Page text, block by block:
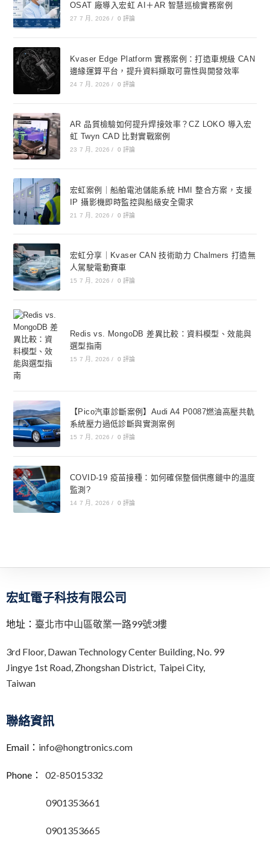
OSAT 廠導入宏虹 AI＋AR 智慧巡檢實務案例
27 7 月, 2026 / 0 評論
Kvaser Edge Platform 實務案例：打造車規級 CAN
邊緣運算平台，提升資料擷取可靠性與開發效率
24 7 月, 2026 / 0 評論
AR 品質檢驗如何提升焊接效率？CZ LOKO 導入宏
虹 Twyn CAD 比對實戰案例
23 7 月, 2026 / 0 評論
宏虹案例｜船舶電池儲能系統 HMI 整合方案，支援
IP 攝影機即時監控與船級安全需求
21 7 月, 2026 / 0 評論
宏虹分享｜Kvaser CAN 技術助力 Chalmers 打造無
人駕駛電動賽車
15 7 月, 2026 / 0 評論
Redis vs. MongoDB 差異比較：資料模型、效能與
選型指南
15 7 月, 2026 / 0 評論
【Pico汽車診斷案例】Audi A4 P0087燃油高壓共軌
系統壓力過低診斷與實測案例
15 7 月, 2026 / 0 評論
COVID-19 疫苗接種：如何確保整個供應鏈中的溫度
監測?
14 7 月, 2026 / 0 評論
宏虹電子科技有限公司
地址： 臺北市中山區敬業一路99號3樓
3rd Floor, Dawan Technology Center Building, No. 99
Jingye 1st Road, Zhongshan District, Taipei City,
Taiwan
聯絡資訊
Email： info@hongtronics.com
Phone： 02-85015332
0901353661
0901353665